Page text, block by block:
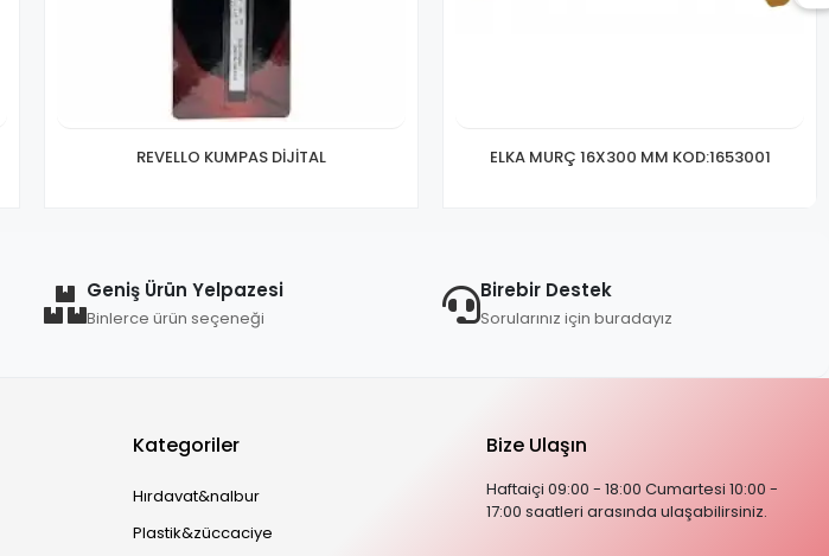
REVELLO KUMPAS DİJİTAL ELKA MURÇ 16X300 MM KOD:1653001
Geniş Ürün Yelpazesi
Binlerce ürün seçeneği
Birebir Destek
Sorularınız için buradayız
Kategoriler
Hırdavat&nalbur
Plastik&züccaciye
Bize Ulaşın
Haftaiçi 09:00 - 18:00 Cumartesi 10:00 -
17:00 saatleri arasında ulaşabilirsiniz.